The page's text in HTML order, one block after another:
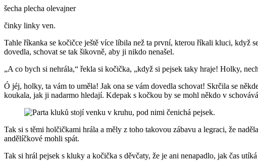
šecha plecha olevajner
činky linky ven.
Tahle říkanka se kočičce ještě více líbila než ta první, kterou říkali kluci, když
dovedla, schovat se tak šikovně, aby ji nikdo nenašel.
„A co bych si nehrála,“ řekla si kočička, „když si pejsek taky hraje! Holky,
Ó jéj, holky, ta vám to uměla! Jak ona se vám dovedla schovat! Skrčila se
koukala, jak ji nadarmo hledají. Kdepak s kočkou by se mohl někdo v
Tak si s těmi holčičkami hrála a měly z toho takovou zábavu a legraci, že
andělíčkové mohli spát.
Tak si hrál pejsek s kluky a kočička s děvčaty, že je ani nenapadlo, jak čas